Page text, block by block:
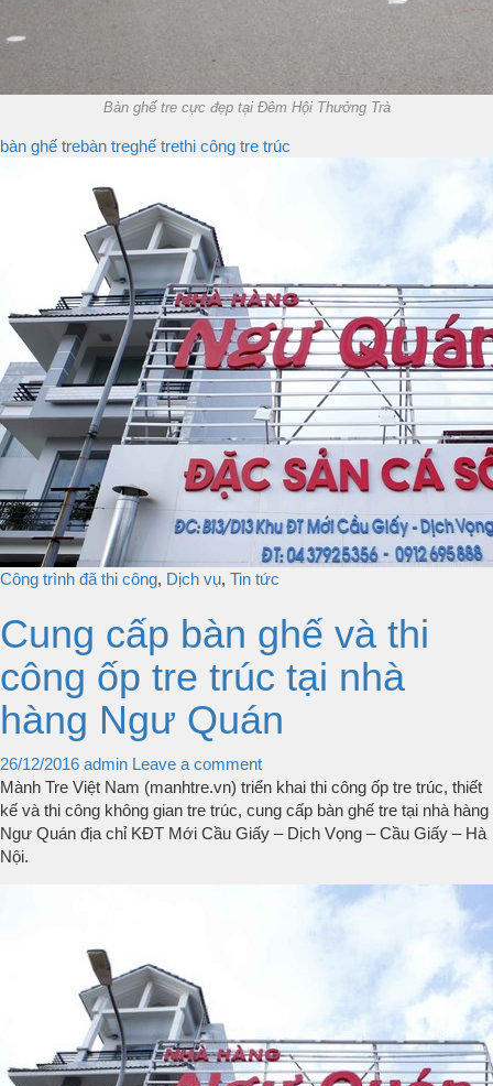
Bàn ghế tre cực đẹp tại Đêm Hội Thưởng Trà
bàn ghế trebàn treghế trethi công tre trúc
Công trình đã thi công, Dịch vụ, Tin tức
Cung cấp bàn ghế và thi
công ốp tre trúc tại nhà
hàng Ngư Quán
26/12/2016 admin Leave a comment
Mành Tre Việt Nam (manhtre.vn) triển khai thi công ốp tre trúc, thiết
kế và thi công không gian tre trúc, cung cấp bàn ghế tre tại nhà hàng
Ngư Quán địa chỉ KĐT Mới Cầu Giấy – Dịch Vọng – Cầu Giấy – Hà
Nội.